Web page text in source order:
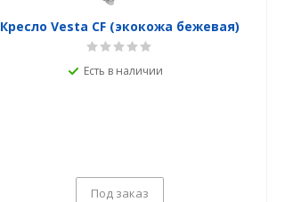
Кресло Vesta CF (экокожа бежевая)
Есть в наличии
Под заказ